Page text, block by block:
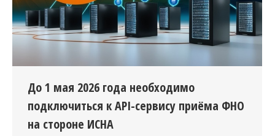
До 1 мая 2026 года необходимо
подключиться к API-сервису приёма ФНО
на стороне ИСНА